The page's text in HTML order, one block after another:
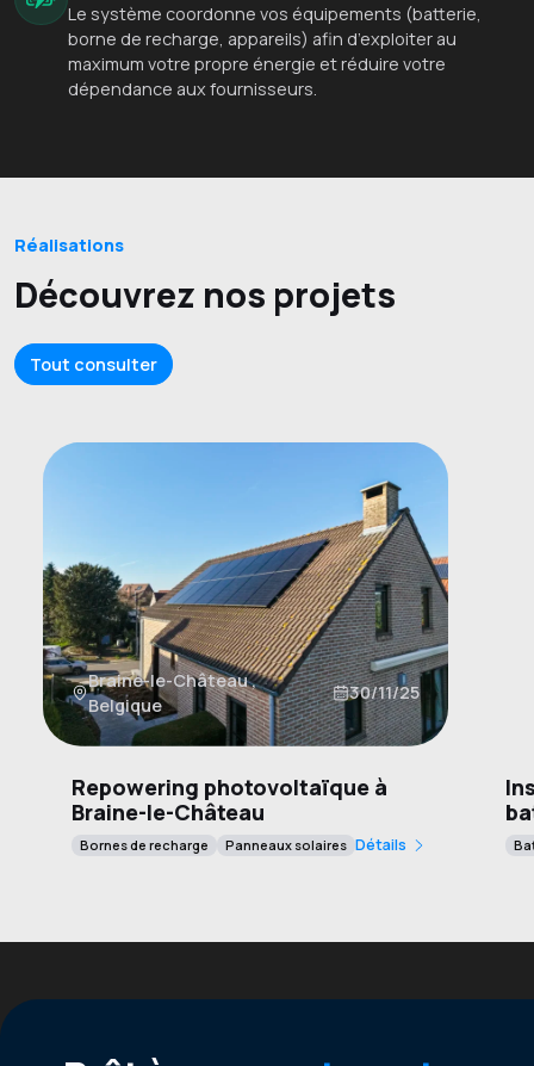
Le système coordonne vos équipements (batterie,
borne de recharge, appareils) afin d’exploiter au
maximum votre propre énergie et réduire votre
dépendance aux fournisseurs.
Réalisations
Découvrez nos projets
Tout consulter
Braine-le-Château ,
Belgique
30/11/25
Repowering photovoltaïque à
Braine-le-Château
Bornes de recharge Panneaux solaires Détails